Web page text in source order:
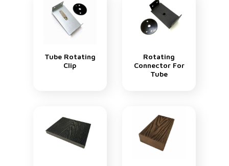
Tube Rotating
Clip
Rotating
Connector For
Tube